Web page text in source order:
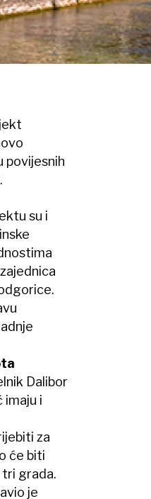
povijesnih
su i
Dalibor
i
za
će biti
tri grada.
je